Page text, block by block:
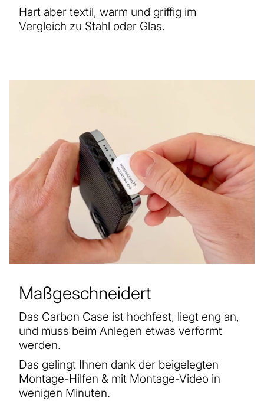
Hart aber textil, warm und griffig im
Vergleich zu Stahl oder Glas.
Maßgeschneidert
Das Carbon Case ist hochfest, liegt eng an,
und muss beim Anlegen etwas verformt
werden.
Das gelingt Ihnen dank der beigelegten
Montage-Hilfen & mit Montage-Video in
wenigen Minuten.